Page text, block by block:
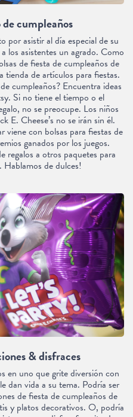
cumpleaños
por asistir al día especial de su
los asistentes un agrado. Como
de fiesta de cumpleaños de
tienda de artículos para fiestas.
cumpleaños? Encuentra ideas
Si no tiene el tiempo o el
no se preocupe. Los niños
E. Cheese’s no se irán sin él.
con bolsas para fiestas de
ganados por los juegos.
regalos a otros paquetes para
de dulces!
& disfraces
en uno que grite diversión con
dan vida a su tema. Podría ser
de fiesta de cumpleaños de
y platos decorativos. O, podría